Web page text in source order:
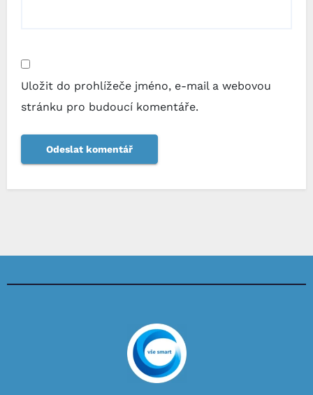
Uložit do prohlížeče jméno, e-mail a webovou
stránku pro budoucí komentáře.